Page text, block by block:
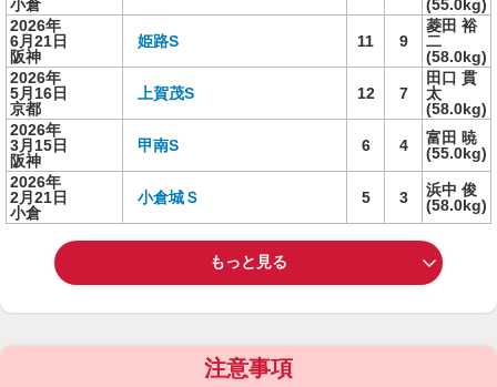
小倉
(55.0kg)
2026年
6月21日
阪神
姫路S 11 9
菱田 裕
二
(58.0kg)
2026年
5月16日
京都
上賀茂S 12 7
田口 貫
太
(58.0kg)
2026年
3月15日
阪神
甲南S 6 4
富田 暁
(55.0kg)
2026年
2月21日
小倉
小倉城Ｓ 5 3
浜中 俊
(58.0kg)
もっと見る
注意事項